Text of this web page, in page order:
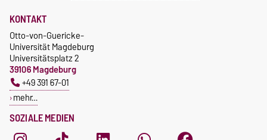
SOZIALE MEDIEN
KONTAKT
Otto-von-Guericke-
Universität Magdeburg
Universitätsplatz 2
39106 Magdeburg
+49 391 67-01
mehr…